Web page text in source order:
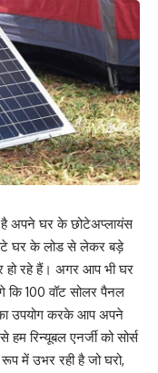
है अपने घर के छोटेअप्लायंस
घर के लोड से लेकर बड़े
हो रहे हैं। अगर आप भी घर
कि 100 वॉट सोलर पैनल
उपयोग करके आप अपने
रिन्यूबल एनर्जी को सोर्स
में उभर रही है जो घरो,